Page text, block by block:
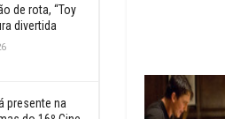
de rota, “Toy
divertida
presente na